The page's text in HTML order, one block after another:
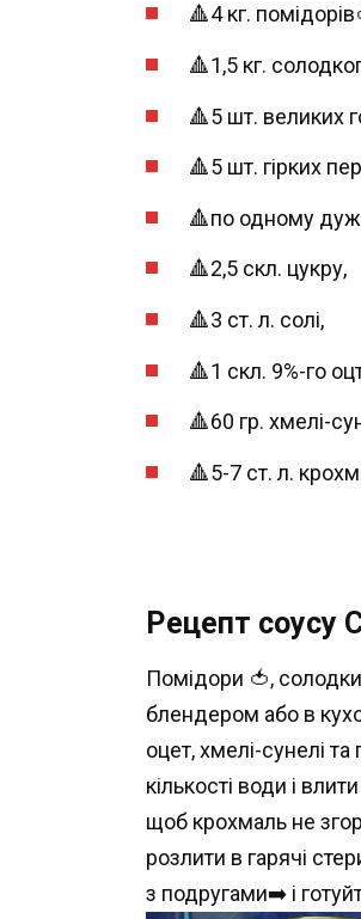
🔺4 кг.
🔺1,5 кг.
🔺5 шт. великих
🔺5 шт. гірких
🔺по одному
🔺2,5 скл. цукру,
🔺3 ст. л. солі,
🔺1 скл. 9%-го
🔺60 гр. хмелі-
🔺5-7 ст. л.
Рецепт соусу
Помідори 🍅,
блендером або в
оцет, хмелі-сунелі
кількості води і
щоб крохмаль не
розлити в гарячі
з подругами➡️ і